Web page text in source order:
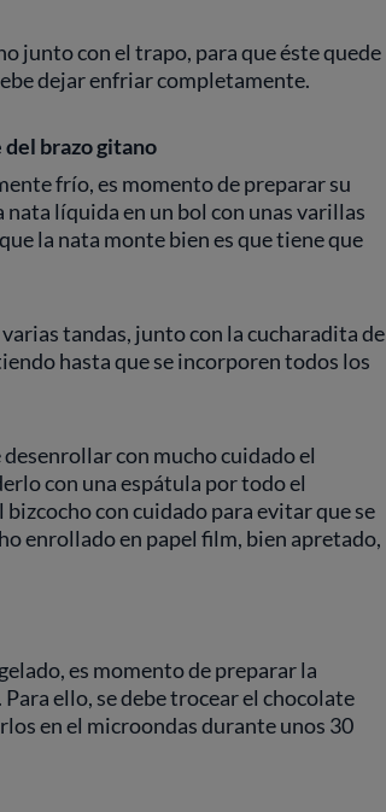
junto con el trapo, para que éste quede
dejar enfriar completamente.
brazo gitano
frío, es momento de preparar su
líquida en un bol con unas varillas
la nata monte bien es que tiene que
tandas, junto con la cucharadita de
hasta que se incorporen todos los
con mucho cuidado el
con una espátula por todo el
con cuidado para evitar que se
enrollado en papel film, bien apretado,
es momento de preparar la
ello, se debe trocear el chocolate
en el microondas durante unos 30